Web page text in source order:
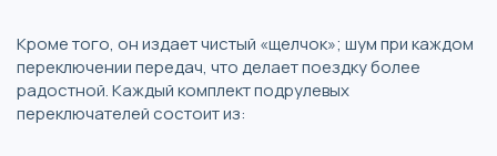
Кроме того, он издает чистый «щелчок»; шум при каждом
переключении передач, что делает поездку более
радостной. Каждый комплект подрулевых
переключателей состоит из: